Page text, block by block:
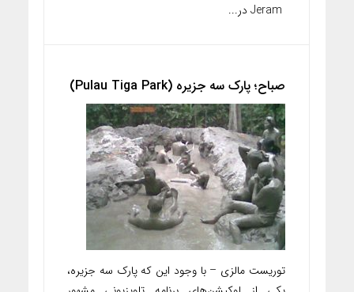
صباح؛ پارک سه جزیره (Pulau Tiga Park)
توریست مالزی – با وجود این که پارک سه جزیره،